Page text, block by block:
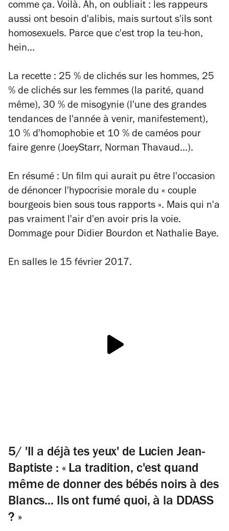
comme ça. Voilà. Ah, on oubliait : les rappeurs
aussi ont besoin d'alibis, mais surtout s'ils sont
homosexuels. Parce que c'est trop la teu-hon,
hein...
La recette : 25 % de clichés sur les hommes, 25
% de clichés sur les femmes (la parité, quand
même), 30 % de misogynie (l'une des grandes
tendances de l'année à venir, manifestement),
10 % d'homophobie et 10 % de caméos pour
faire genre (JoeyStarr, Norman Thavaud...).
En résumé : Un film qui aurait pu être l'occasion
de dénoncer l'hypocrisie morale du « couple
bourgeois bien sous tous rapports ». Mais qui n'a
pas vraiment l'air d'en avoir pris la voie.
Dommage pour Didier Bourdon et Nathalie Baye.
En salles le 15 février 2017.
5/ 'Il a déjà tes yeux' de Lucien Jean-
Baptiste : « La tradition, c'est quand
même de donner des bébés noirs à des
Blancs... Ils ont fumé quoi, à la DDASS
? »